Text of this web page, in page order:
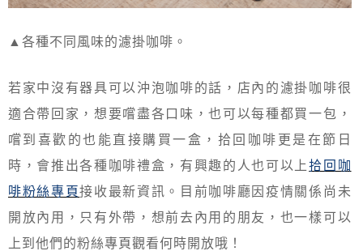
▲各種不同風味的濾掛咖啡。
若家中沒有器具可以沖泡咖啡的話，店內的濾掛咖啡很
適合帶回家，想要嚐盡各口味，也可以每種都買一包，
嚐到喜歡的也能直接購買一盒，拾回咖啡更是在節日
時，會推出各種咖啡禮盒，有興趣的人也可以上拾回咖
啡粉絲專頁接收最新資訊。目前咖啡廳因疫情關係尚未
開放內用，只有外帶，想前去內用的朋友，也一樣可以
上到他們的粉絲專頁觀看何時開放哦！